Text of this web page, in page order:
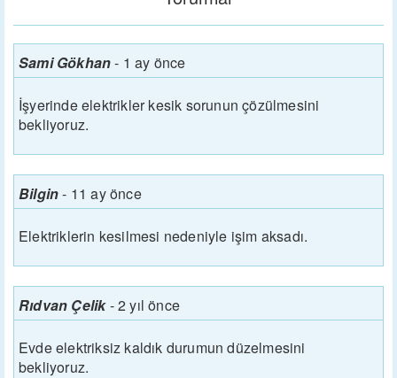
Sami Gökhan- 1 ay önce
İşyerinde elektrikler kesik sorunun çözülmesini
bekliyoruz.
Bilgin- 11 ay önce
Elektriklerin kesilmesi nedeniyle işim aksadı.
Rıdvan Çelik-2 yıl önce
Evde elektriksiz kaldık durumun düzelmesini
bekliyoruz.